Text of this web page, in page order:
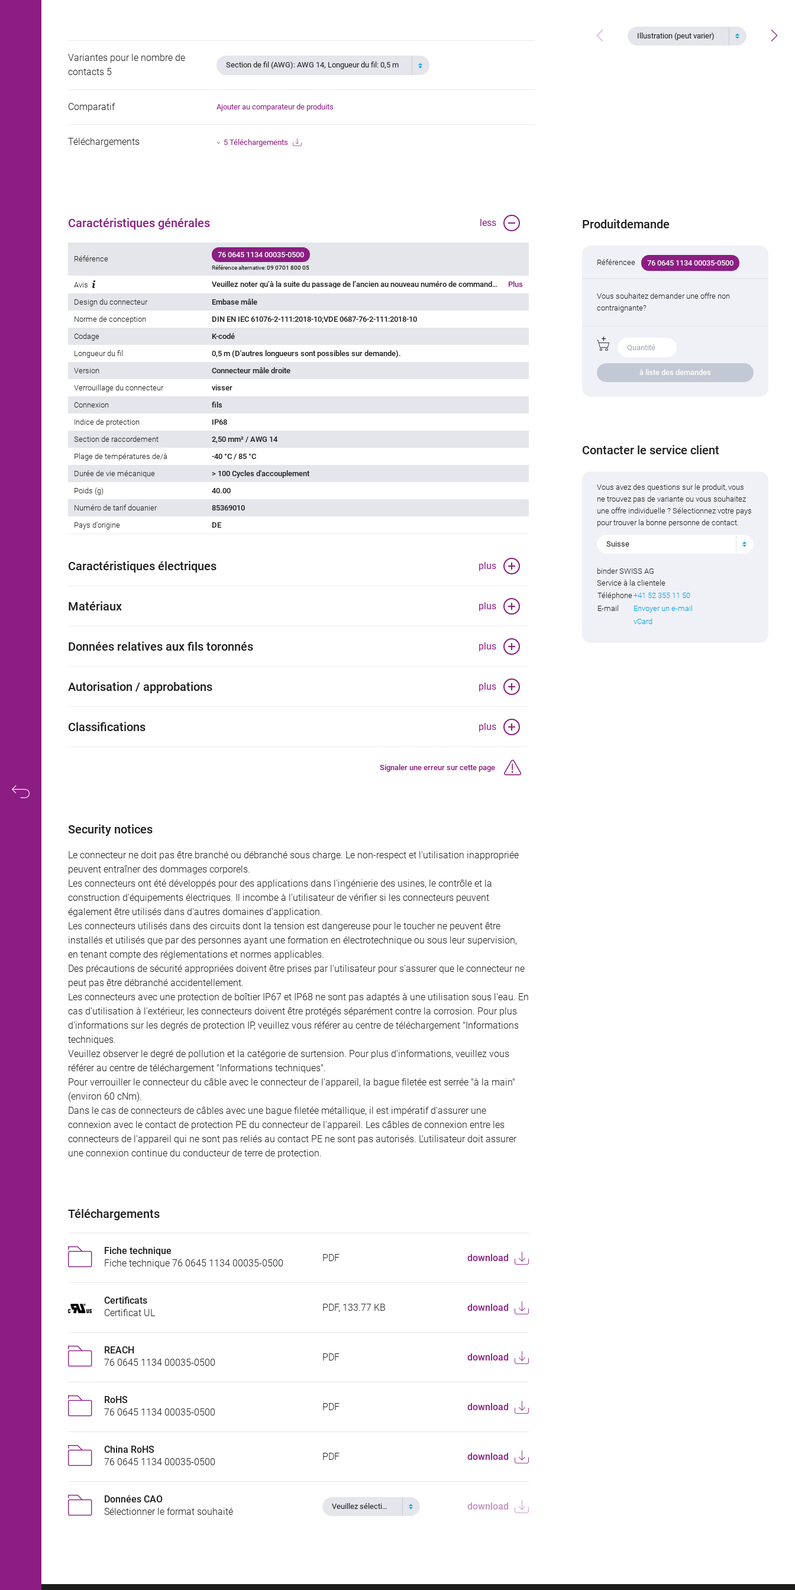
Illustration (peut varier)
Variantes pour le nombre de
contacts 5
Section de fil (AWG): AWG 14, Longueur du fil: 0,5 m
Comparatif Ajouter au comparateur de produits
Téléchargements 5 Téléchargements
Caractéristiques générales less
Référence 76 0645 1134 00035-0500
Référence alternative:09 0701 800 05
Avis Veuillez noter qu’à la suite du passage de l’ancien au nouveau numéro de commande, des écarts sont possibles dans les spécifications techniques. Pour des informations détaillées sur le produit, veuillez utiliser l’option « Contacter le service client » en haut à droite.
Plus
Design du connecteur
Embase mâle
Norme de conception
DIN EN IEC 61076-2-111:2018-10;VDE 0687-76-2-111:2018-10
Codage
K-codé
Longueur du fil
0,5 m (D'autres longueurs sont possibles sur demande).
Version
Connecteur mâle droite
Verrouillage du connecteur
visser
Connexion
fils
Indice de protection
IP68
Section de raccordement
2,50 mm² / AWG 14
Plage de températures de/à
-40 °C / 85 °C
Durée de vie mécanique
> 100 Cycles d'accouplement
Poids (g)
40.00
Numéro de tarif douanier
85369010
Pays d'origine
DE
Caractéristiques électriques plus
Matériaux plus
Données relatives aux fils toronnés plus
Autorisation / approbations plus
Classifications plus
Signaler une erreur sur cette page
Security notices
Le connecteur ne doit pas être branché ou débranché sous charge. Le non-respect et l'utilisation inappropriée
peuvent entraîner des dommages corporels.
Les connecteurs ont été développés pour des applications dans l'ingénierie des usines, le contrôle et la
construction d'équipements électriques. Il incombe à l'utilisateur de vérifier si les connecteurs peuvent
également être utilisés dans d'autres domaines d'application.
Les connecteurs utilisés dans des circuits dont la tension est dangereuse pour le toucher ne peuvent être
installés et utilisés que par des personnes ayant une formation en électrotechnique ou sous leur supervision,
en tenant compte des réglementations et normes applicables.
Des précautions de sécurité appropriées doivent être prises par l'utilisateur pour s'assurer que le connecteur ne
peut pas être débranché accidentellement.
Les connecteurs avec une protection de boîtier IP67 et IP68 ne sont pas adaptés à une utilisation sous l'eau. En
cas d'utilisation à l'extérieur, les connecteurs doivent être protégés séparément contre la corrosion. Pour plus
d'informations sur les degrés de protection IP, veuillez vous référer au centre de téléchargement "Informations
techniques.
Veuillez observer le degré de pollution et la catégorie de surtension. Pour plus d'informations, veuillez vous
référer au centre de téléchargement "Informations techniques".
Pour verrouiller le connecteur du câble avec le connecteur de l'appareil, la bague filetée est serrée "à la main"
(environ 60 cNm).
Dans le cas de connecteurs de câbles avec une bague filetée métallique, il est impératif d'assurer une
connexion avec le contact de protection PE du connecteur de l'appareil. Les câbles de connexion entre les
connecteurs de l'appareil qui ne sont pas reliés au contact PE ne sont pas autorisés. L'utilisateur doit assurer
une connexion continue du conducteur de terre de protection.
Téléchargements
Fiche technique
Fiche technique 76 0645 1134 00035-0500
PDF download
Certificats
Certificat UL
PDF, 133.77 KB download
REACH
76 0645 1134 00035-0500
PDF download
RoHS
76 0645 1134 00035-0500
PDF download
China RoHS
76 0645 1134 00035-0500
PDF download
Données CAO
Sélectionner le format souhaité
Veuillez sélectionner download
Produitdemande
Référencee 76 0645 1134 00035-0500
Vous souhaitez demander une offre non
contraignante?
à liste des demandes
Contacter le service client
Vous avez des questions sur le produit, vous
ne trouvez pas de variante ou vous souhaitez
une offre individuelle ? Sélectionnez votre pays
pour trouver la bonne personne de contact.
Suisse
binder SWISS AG
Service à la clientele
Téléphone+41 52 355 11 50
E-mail
Envoyer un e-mail
vCard